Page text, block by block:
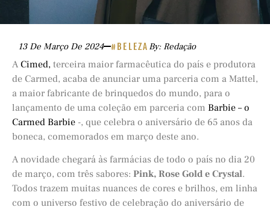
13 De Março De 2024 #BELEZA By: Redação
A Cimed, terceira maior farmacêutica do país e produtora
de Carmed, acaba de anunciar uma parceria com a Mattel,
a maior fabricante de brinquedos do mundo, para o
lançamento de uma coleção em parceria com Barbie – o
Carmed Barbie -, que celebra o aniversário de 65 anos da
boneca, comemorados em março deste ano.
A novidade chegará às farmácias de todo o país no dia 20
de março, com três sabores: Pink, Rose Gold e Crystal.
Todos trazem muitas nuances de cores e brilhos, em linha
com o universo festivo de celebração do aniversário de